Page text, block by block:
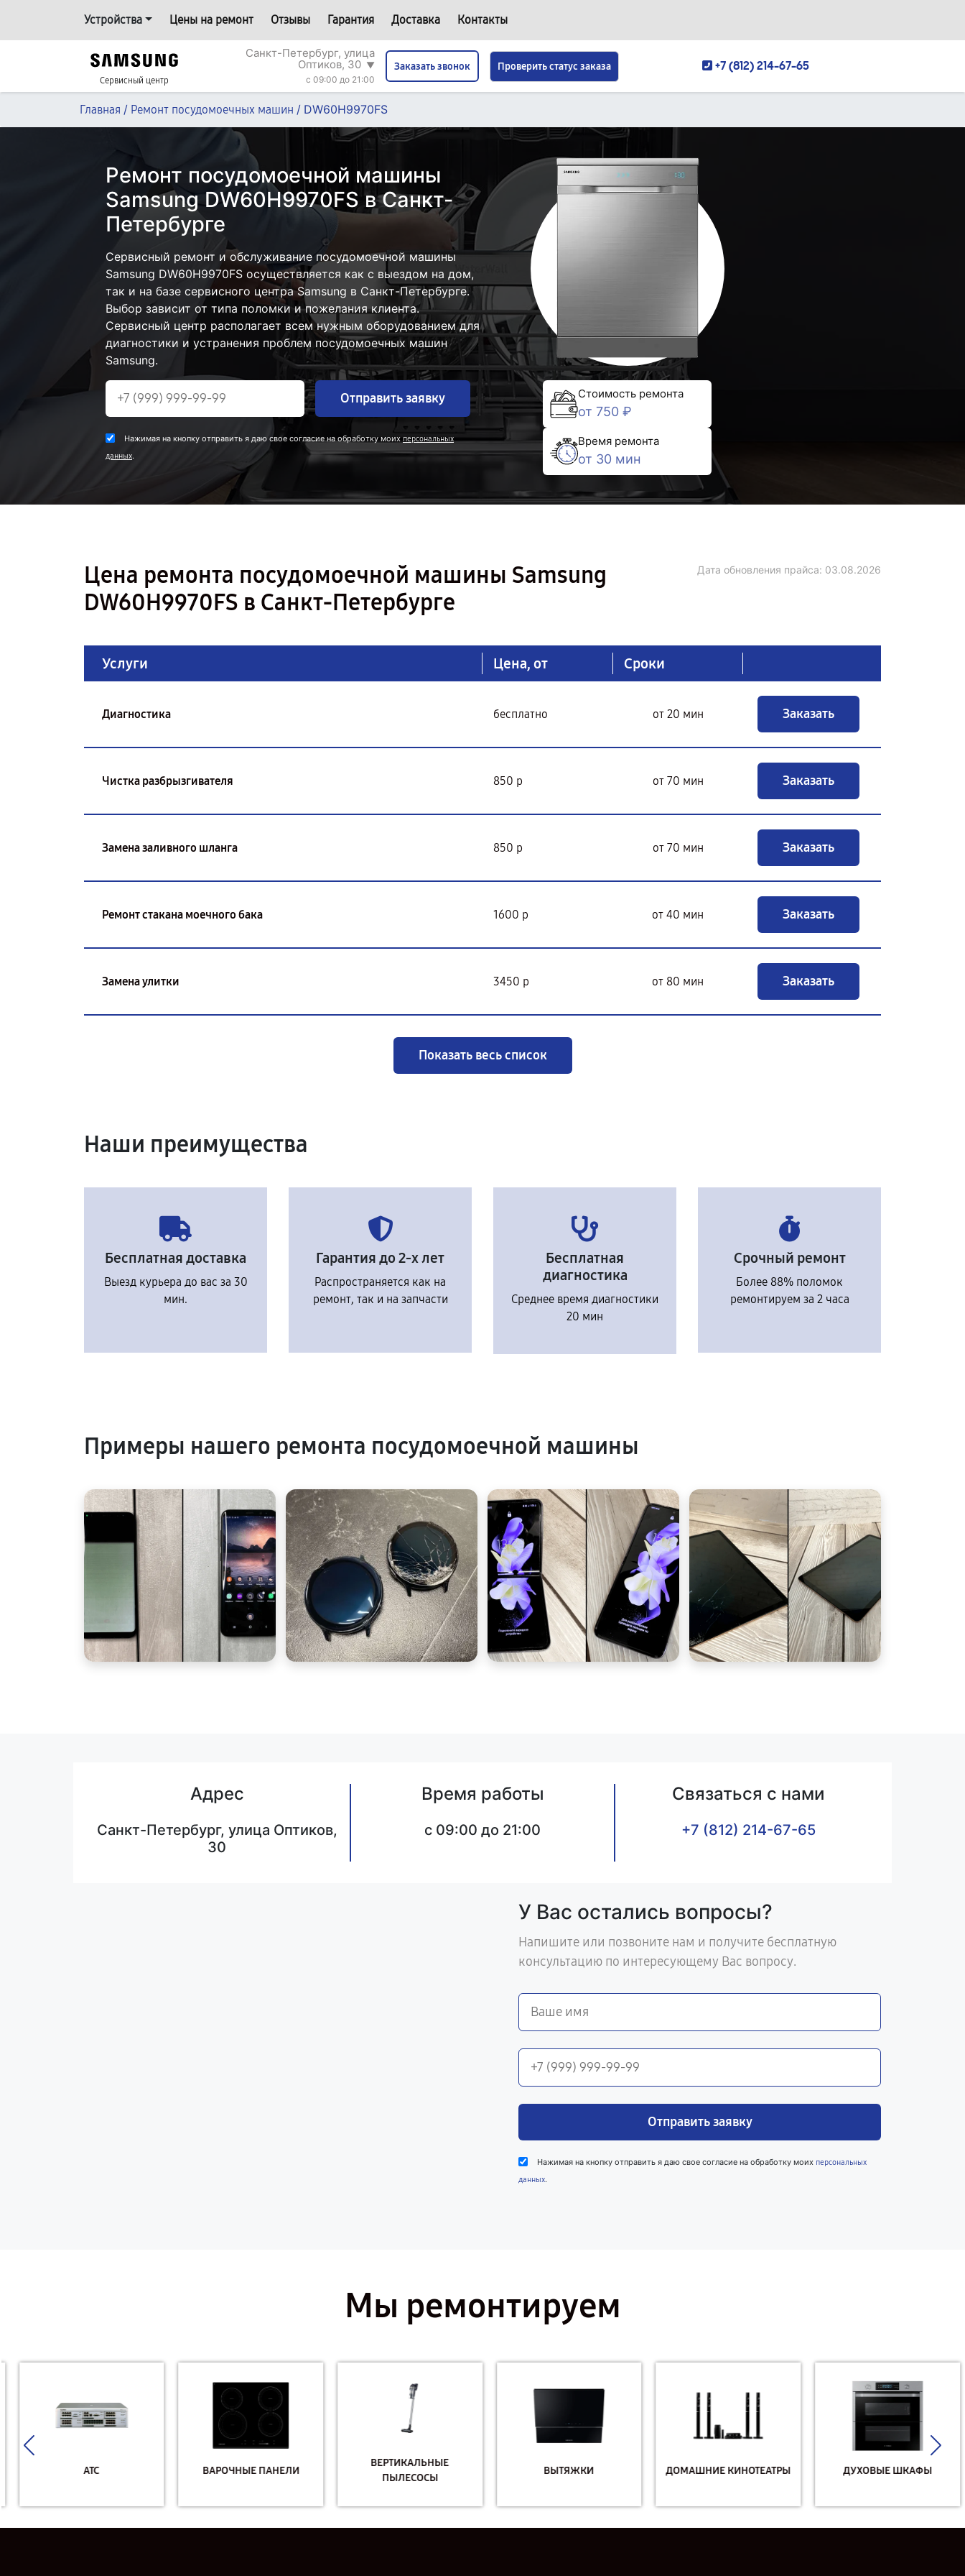
Устройства Цены на ремонт Отзывы Гарантия Доставка Контакты
Сервисный центр
Санкт-Петербург, улица
Оптиков, 30 ▼
c 09:00 до 21:00
Заказать звонок Проверить статус заказа +7 (812) 214-67-65
Главная / Ремонт посудомоечных машин / DW60H9970FS
Ремонт посудомоечной машины
Samsung DW60H9970FS в Санкт-
Петербурге
Сервисный ремонт и обслуживание посудомоечной машины
Samsung DW60H9970FS осуществляется как с выездом на дом,
так и на базе сервисного центра Samsung в Санкт-Петербурге.
Выбор зависит от типа поломки и пожелания клиента.
Сервисный центр располагает всем нужным оборудованием для
диагностики и устранения проблем посудомоечных машин
Samsung.
Отправить заявку
Нажимая на кнопку отправить я даю свое согласие на обработку моихперсональных
данных.
Стоимость ремонта
от 750 ₽
Время ремонта
от 30 мин
Цена ремонта посудомоечной машины Samsung
DW60H9970FS в Санкт-Петербурге
Дата обновления прайса: 03.08.2026
Услуги Цена, от Сроки
Диагностика бесплатно от 20 мин Заказать
Чистка разбрызгивателя 850 р от 70 мин Заказать
Замена заливного шланга 850 р от 70 мин Заказать
Ремонт стакана моечного бака 1600 р от 40 мин Заказать
Замена улитки 3450 р от 80 мин Заказать
Показать весь список
Наши преимущества
Бесплатная доставка
Выезд курьера до вас за 30
мин.
Гарантия до 2-х лет
Распространяется как на
ремонт, так и на запчасти
Бесплатная
диагностика
Среднее время диагностики
20 мин
Срочный ремонт
Более 88% поломок
ремонтируем за 2 часа
Примеры нашего ремонта посудомоечной машины
Адрес
Санкт-Петербург, улица Оптиков,
30
Время работы
c 09:00 до 21:00
Связаться с нами
+7 (812) 214-67-65
У Вас остались вопросы?
Напишите или позвоните нам и получите бесплатную
консультацию по интересующему Вас вопросу.
Отправить заявку
Нажимая на кнопку отправить я даю свое согласие на обработку моих персональных
данных.
Мы ремонтируем
АТС ВАРОЧНЫЕ ПАНЕЛИ
ВЕРТИКАЛЬНЫЕ
ПЫЛЕСОСЫ
ВЫТЯЖКИ ДОМАШНИЕ КИНОТЕАТРЫ ДУХОВЫЕ ШКАФЫ